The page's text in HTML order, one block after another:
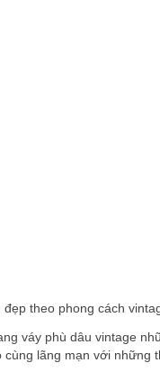
theo phong cách
váy phù dâu vintage
lãng mạn với những